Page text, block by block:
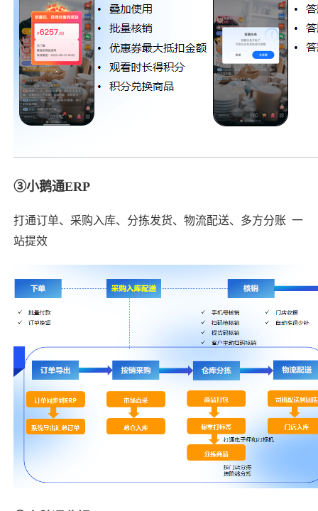
③小鹅通ERP
打通订单、采购入库、分拣发货、物流配送、多方分账 一
站提效